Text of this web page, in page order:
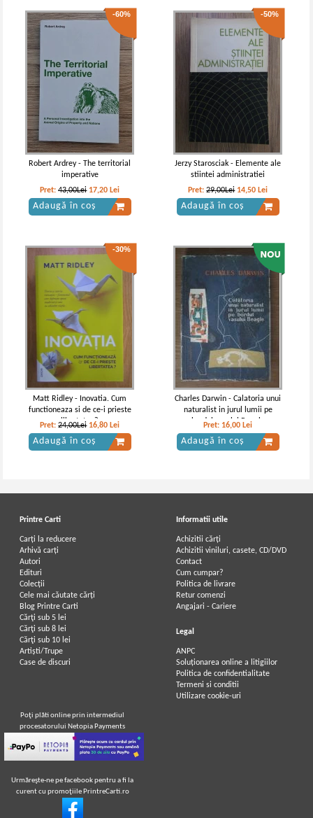
-60%
Robert Ardrey - The territorial
imperative
Pret:43,00Lei 17,20 Lei
Adaugă în coș
-50%
Jerzy Starosciak - Elemente ale
stiintei administratiei
Pret:29,00Lei 14,50 Lei
Adaugă în coș
-30%
Matt Ridley - Inovatia. Cum
functioneaza si de ce-i prieste
libertatea?
Pret:24,00Lei 16,80 Lei
Adaugă în coș
Charles Darwin - Calatoria unui
naturalist in jurul lumii pe
bordul vasului Beagle
Pret: 16,00 Lei
Adaugă în coș
Printre Carti
Carți la reducere
Arhivă carți
Autori
Edituri
Colecții
Cele mai căutate cărți
Blog Printre Carti
Cărţi sub 5 lei
Cărţi sub 8 lei
Cărţi sub 10 lei
Artiști/Trupe
Case de discuri
Informatii utile
Achizitii cărți
Achizitii viniluri, casete, CD/DVD
Contact
Cum cumpar?
Politica de livrare
Retur comenzi
Angajari - Cariere
Legal
ANPC
Soluționarea online a litigiilor
Politica de confidentialitate
Termeni si conditii
Utilizare cookie-uri
Poţi plăti online prin intermediul
procesatorului Netopia Payments
Urmăreşte-ne pe facebook pentru a fi la
curent cu promoţiile PrintreCarti.ro